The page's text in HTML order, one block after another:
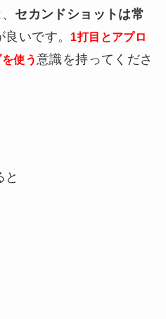
セカンドショットは常
良いです。
1打目とアプロ
使う意識を持ってくださ
と